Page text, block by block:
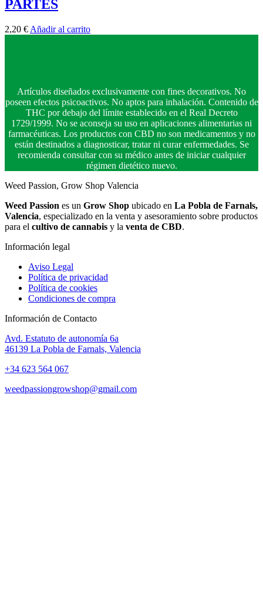
PARTES
2,20 € Añadir al carrito
Artículos diseñados exclusivamente con fines decorativos. No
poseen efectos psicoactivos. No aptos para inhalación. Contenido de
THC por debajo del límite establecido en el Real Decreto
1729/1999. No se aconseja su uso en aplicaciones alimentarias ni
farmacéuticas. Los productos con CBD no son medicamentos y no
están destinados a diagnosticar, tratar ni curar enfermedades. Se
recomienda consultar con su médico antes de iniciar cualquier
régimen dietético nuevo.
Weed Passion, Grow Shop Valencia
Weed Passion es un Grow Shop ubicado en La Pobla de Farnals,
Valencia, especializado en la venta y asesoramiento sobre productos
para el cultivo de cannabis y la venta de CBD.
Información legal
Aviso Legal
Política de privacidad
Política de cookies
Condiciones de compra
Información de Contacto
Avd. Estatuto de autonomía 6a
46139 La Pobla de Farnals, Valencia
+34 623 564 067
weedpassiongrowshop@gmail.com